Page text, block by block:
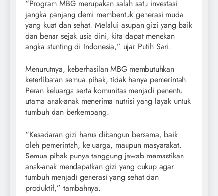
“Program MBG merupakan salah satu investasi
jangka panjang demi membentuk generasi muda
yang kuat dan sehat. Melalui asupan gizi yang baik
dan benar sejak usia dini, kita dapat menekan
angka stunting di Indonesia,” ujar Putih Sari.
Menurutnya, keberhasilan MBG membutuhkan
keterlibatan semua pihak, tidak hanya pemerintah.
Peran keluarga serta komunitas menjadi penentu
utama anak-anak menerima nutrisi yang layak untuk
tumbuh dan berkembang.
“Kesadaran gizi harus dibangun bersama, baik
oleh pemerintah, keluarga, maupun masyarakat.
Semua pihak punya tanggung jawab memastikan
anak-anak mendapatkan gizi yang cukup agar
tumbuh menjadi generasi yang sehat dan
produktif,” tambahnya.